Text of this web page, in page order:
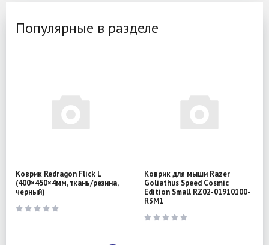
Популярные в разделе
Коврик Redragon Flick L
(400×450×4мм, ткань/резина,
черный)
Коврик для мыши Razer
Goliathus Speed Cosmic
Edition Small RZ02-01910100-
R3M1